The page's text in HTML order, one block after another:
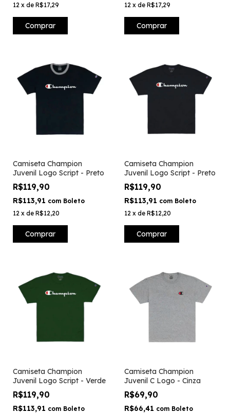
12 x de R$17,29
Comprar
12 x de R$17,29
Comprar
Camiseta Champion
Juvenil Logo Script - Preto
R$119,90
R$113,91 com Boleto
12 x de R$12,20
Comprar
Camiseta Champion
Juvenil Logo Script - Preto
R$119,90
R$113,91 com Boleto
12 x de R$12,20
Comprar
Camiseta Champion
Juvenil Logo Script - Verde
R$119,90
R$113,91 com Boleto
Camiseta Champion
Juvenil C Logo - Cinza
R$69,90
R$66,41 com Boleto